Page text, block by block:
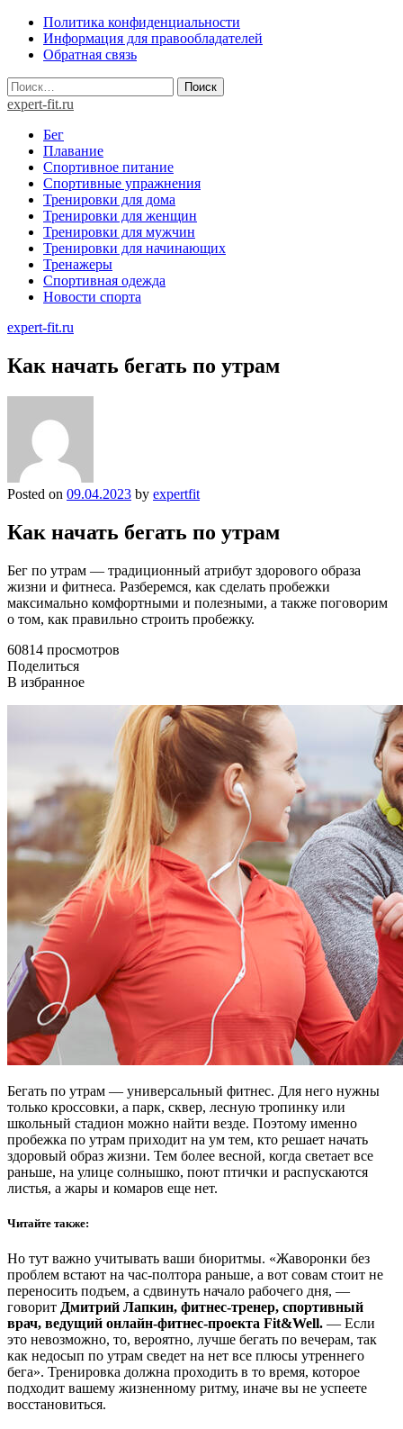
Skip
content
Политика конфиденциальности
Информация для правообладателей
Обратная связь
Найти:
expert-fit.ru
Бег
Плавание
Спортивное питание
Спортивные упражнения
Тренировки для дома
Тренировки для женщин
Тренировки для мужчин
Тренировки для начинающих
Тренажеры
Спортивная одежда
Новости спорта
expert-fit.ru
Как начать бегать по утрам
Posted on 09.04.2023 by expertfit
Как начать бегать по утрам
Бег по утрам — традиционный атрибут здорового образа
жизни и фитнеса. Разберемся, как сделать пробежки
максимально комфортными и полезными, а также поговорим
о том, как правильно строить пробежку.
60814 просмотров
Поделиться
В избранное
Бегать по утрам — универсальный фитнес. Для него нужны
только кроссовки, а парк, сквер, лесную тропинку или
школьный стадион можно найти везде. Поэтому именно
пробежка по утрам приходит на ум тем, кто решает начать
здоровый образ жизни. Тем более весной, когда светает все
раньше, на улице солнышко, поют птички и распускаются
листья, а жары и комаров еще нет.
Читайте также:
Но тут важно учитывать ваши биоритмы. «Жаворонки без
проблем встают на час-полтора раньше, а вот совам стоит не
переносить подъем, а сдвинуть начало рабочего дня, —
говорит Дмитрий Лапкин, фитнес-тренер, спортивный
врач, ведущий онлайн-фитнес-проекта Fit&Well. — Если
это невозможно, то, вероятно, лучше бегать по вечерам, так
как недосып по утрам сведет на нет все плюсы утреннего
бега». Тренировка должна проходить в то время, которое
подходит вашему жизненному ритму, иначе вы не успеете
восстановиться.